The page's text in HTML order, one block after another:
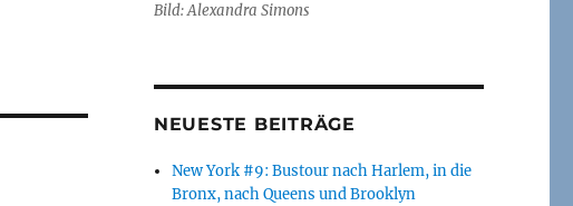
Bild: Alexandra Simons
NEUESTE BEITRÄGE
New York #9: Bustour nach Harlem, in die
Bronx, nach Queens und Brooklyn